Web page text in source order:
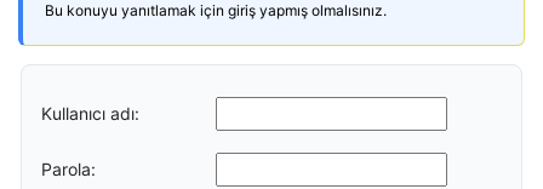
Bu konuyu yanıtlamak için giriş yapmış olmalısınız.
Kullanıcı adı:
Parola: